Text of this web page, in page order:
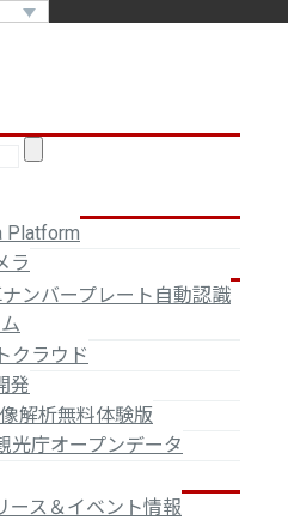
Platform
ラ
ンバープレート自動認識
クラウド
発
解析無料体験版
光庁オープンデータ
ース＆イベント情報